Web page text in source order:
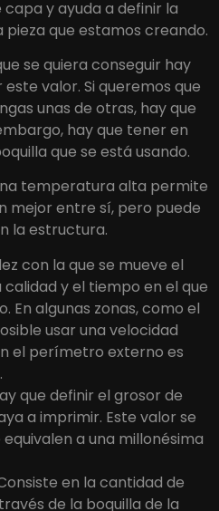
y ayuda a definir la
que estamos creando.
se quiera conseguir hay
valor. Si queremos que
unas de otras, hay que
hay que tener en
que se está usando.
temperatura alta permite
mejor entre sí, pero puede
la estructura.
con la que se mueve el
y el tiempo en el que
En algunas zonas, como el
usar una velocidad
el perímetro externo es
que definir el grosor de
a imprimir. Este valor se
a una millonésima
en la cantidad de
de la boquilla de la